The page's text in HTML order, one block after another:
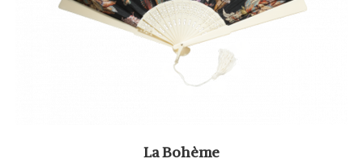
La Bohème